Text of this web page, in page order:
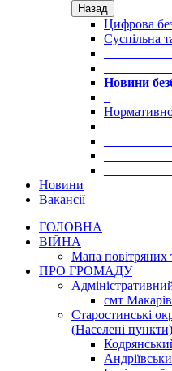
Назад
Цифрова
Суспільна
Новини
Новини
Вакансії
ГОЛОВНА
ВІЙНА
Мапа повітряних
ПРО ГРОМАДУ
смт Макарів
Старостинські
(Населені пункти)